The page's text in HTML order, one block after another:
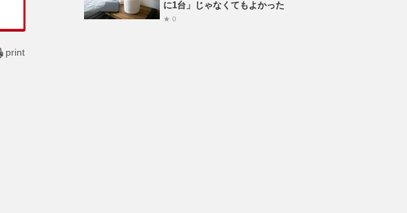
print
に1台」じゃなくてもよかった
★ 0